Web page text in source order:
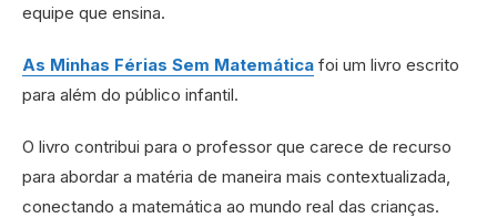
equipe que ensina.
As Minhas Férias Sem Matemática foi um livro escrito
para além do público infantil.
O livro contribui para o professor que carece de recurso
para abordar a matéria de maneira mais contextualizada,
conectando a matemática ao mundo real das crianças.